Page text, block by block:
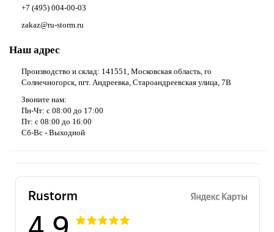
+7 (495) 004-00-03
zakaz@ru-storm.ru
Наш адрес
Производство и склад: 141551, Московская область, го
Солнечногорск, пгт. Андреевка, Староандреевская улица, 7В
Звоните нам:
Пн-Чт: с 08:00 до 17:00
Пт: с 08:00 до 16:00
Сб-Вс - Выходной